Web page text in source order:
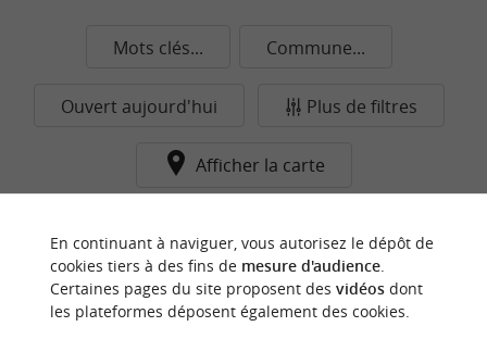
Mots clés... Commune...
Ouvert aujourd'hui Plus de filtres
Afficher la carte
commune pour le moment...
En continuant à naviguer, vous autorisez le dépôt de
cookies tiers à des fins de mesure d'audience.
Certaines pages du site proposent des vidéosdont
les plateformes déposent également des cookies.